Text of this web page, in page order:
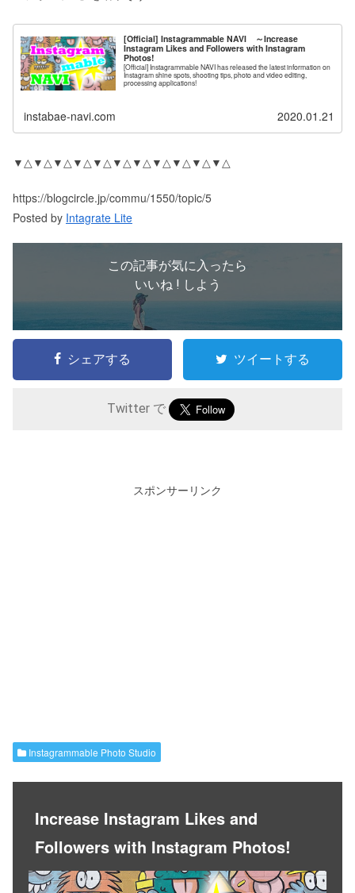
[Official] Instagrammable NAVI ～Increase
Instagram Likes and Followers with Instagram
Photos!
[Official] Instagrammable NAVI has released the latest information on
Instagram shine spots, shooting tips, photo and video editing,
processing applications!
instabae-navi.com 2020.01.21
▼△▼△▼△▼△▼△▼△▼△▼△▼△▼△▼△
https://blogcircle.jp/commu/1550/topic/5
Posted by Intagrate Lite
この記事が気に入ったら
いいね ! しよう
シェアする ツイートする
Twitter で
スポンサーリンク
Instagrammable Photo Studio
Increase Instagram Likes and
Followers with Instagram Photos!